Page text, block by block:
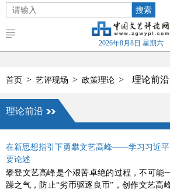
搜索
2026年8月8日 星期六
首页 > 艺评现场 > 政策理论 > 理论前沿
理论前沿
在新思想指引下勇攀文艺高峰——学习习近
要论述
攀登文艺高峰是个艰苦卓绝的过程，不可能
躁之气，防止“劣币驱逐良币”，创作文艺高